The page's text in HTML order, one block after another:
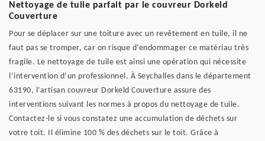
Nettoyage de tuile parfait par le couvreur Dorkeld
Couverture
Pour se déplacer sur une toiture avec un revêtement en tuile, il ne
faut pas se tromper, car on risque d’endommager ce matériau très
fragile. Le nettoyage de tuile est ainsi une opération qui nécessite
l’intervention d’un professionnel. À Seychalles dans le département
63190, l’artisan couvreur Dorkeld Couverture assure des
interventions suivant les normes à propos du nettoyage de tuile.
Contactez-le si vous constatez une accumulation de déchets sur
votre toit. Il élimine 100 % des déchets sur le toit. Grâce à